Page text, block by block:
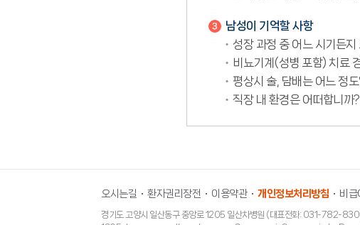
남성이 기억할 사항
성장 과정 중 어느 시기든
비뇨기계(성병 포함) 치료
평상시 술, 담배는 어느 정
직장 내 환경은 어떠합니까
오시는길 환자권리장전 이용약관 개인정보처리방침 비
경기도 고양시 일산동구 중앙로 1205 일산차병원 (대표전화: 031-782-